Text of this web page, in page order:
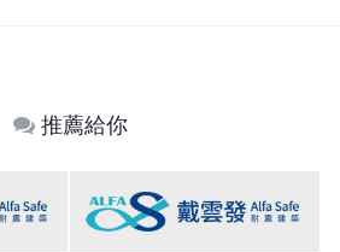
推薦給你